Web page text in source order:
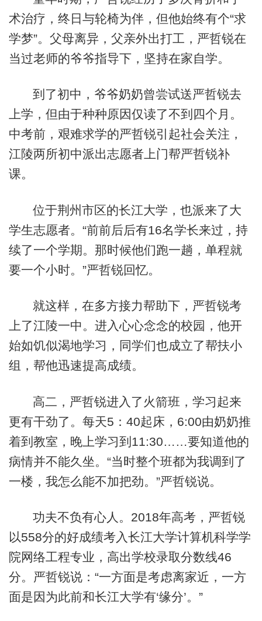
术治疗，终日与轮椅为伴，但他始终有个“求
学梦”。父母离异，父亲外出打工，严哲锐在
当过老师的爷爷指导下，坚持在家自学。
到了初中，爷爷奶奶曾尝试送严哲锐去
上学，但由于种种原因仅读了不到四个月。
中考前，艰难求学的严哲锐引起社会关注，
江陵两所初中派出志愿者上门帮严哲锐补
课。
位于荆州市区的长江大学，也派来了大
学生志愿者。“前前后后有16名学长来过，持
续了一个学期。那时候他们跑一趟，单程就
要一个小时。”严哲锐回忆。
就这样，在多方接力帮助下，严哲锐考
上了江陵一中。进入心心念念的校园，他开
始如饥似渴地学习，同学们也成立了帮扶小
组，帮他迅速提高成绩。
高二，严哲锐进入了火箭班，学习起来
更有干劲了。每天5：40起床，6:00由奶奶推
着到教室，晚上学习到11:30……要知道他的
病情并不能久坐。“当时整个班都为我调到了
一楼，我怎么能不加把劲。”严哲锐说。
功夫不负有心人。2018年高考，严哲锐
以558分的好成绩考入长江大学计算机科学学
院网络工程专业，高出学校录取分数线46
分。严哲锐说：“一方面是考虑离家近，一方
面是因为此前和长江大学有‘缘分’。”